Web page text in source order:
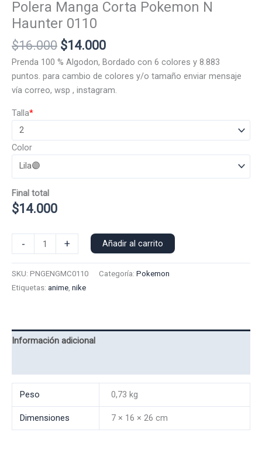
Polera Manga Corta Pokemon N
Haunter 0110
$16.000 El
precio
original
era:
$14.000El
precio
actual
es:
Prenda 100 % Algodon, Bordado con 6 colores y 8.883
puntos. para cambio de colores y/o tamaño enviar mensaje
vía correo, wsp , instagram.
*
Talla
Color
Final total
$14.000
-
Manga
cantidad
+ Añadir al carrito
SKU: PNGENGMC0110 Categoría: Pokemon
Etiquetas: anime, nike
Información adicional
Peso 0,73 kg
Dimensiones 7 × 16 × 26 cm